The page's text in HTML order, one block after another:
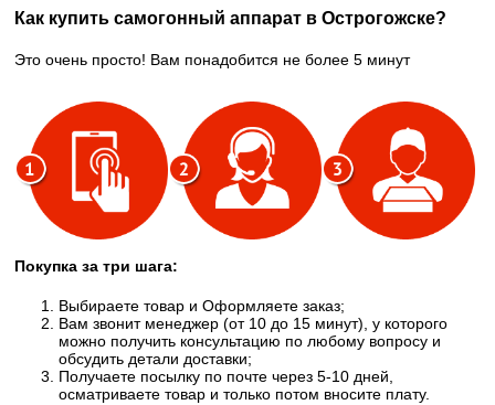
Как купить самогонный аппарат в Острогожске?
Это очень просто! Вам понадобится не более 5 минут
Покупка за три шага:
Выбираете товар и Оформляете заказ;
Вам звонит менеджер (от 10 до 15 минут), у которого
можно получить консультацию по любому вопросу и
обсудить детали доставки;
Получаете посылку по почте через 5-10 дней,
осматриваете товар и только потом вносите плату.